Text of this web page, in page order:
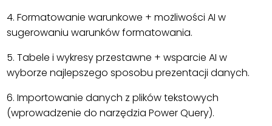
4. Formatowanie warunkowe + możliwości AI w
sugerowaniu warunków formatowania.
5. Tabele i wykresy przestawne + wsparcie AI w
wyborze najlepszego sposobu prezentacji danych.
6. Importowanie danych z plików tekstowych
(wprowadzenie do narzędzia Power Query).